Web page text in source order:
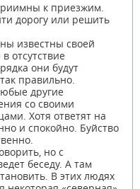
к приезжим.
дорогу или решить
известны своей
отсутствие
они будут
правильно.
другие
со своими
Хотя ответят на
и спокойно. Буйство
но с
беседу. А там
В этих людях